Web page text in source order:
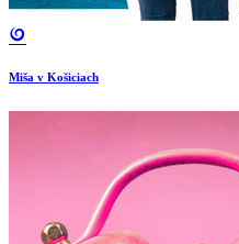
Miša v Košiciach